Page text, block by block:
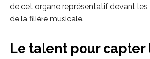
de cet organe représentatif devant les
de la filière musicale.
Le talent pour capter